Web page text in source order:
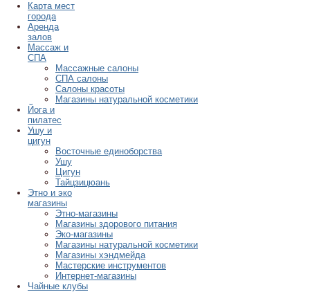
Карта мест
города
Аренда
залов
Массаж и
СПА
Массажные салоны
СПА салоны
Салоны красоты
Магазины натуральной косметики
Йога и
пилатес
Ушу и
цигун
Восточные единоборства
Ушу
Цигун
Тайцзицюань
Этно и эко
магазины
Этно-магазины
Магазины здорового питания
Эко-магазины
Магазины натуральной косметики
Магазины хэндмейда
Мастерские инструментов
Интернет-магазины
Чайные клубы